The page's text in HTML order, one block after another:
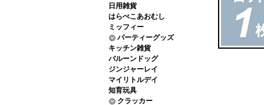
日用雑貨
はらぺこあおむし
ミッフィー
パーティーグッズ
キッチン雑貨
バルーンドッグ
ジンジャーレイ
マイリトルデイ
知育玩具
クラッカー